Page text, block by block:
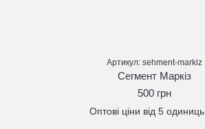
Артикул: sehment-markiz
Сегмент Маркіз
500 грн
Оптові ціни від 5 одиниць